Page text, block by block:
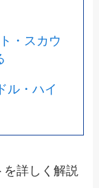
・スカウ
ル・ハイ
を詳しく解説